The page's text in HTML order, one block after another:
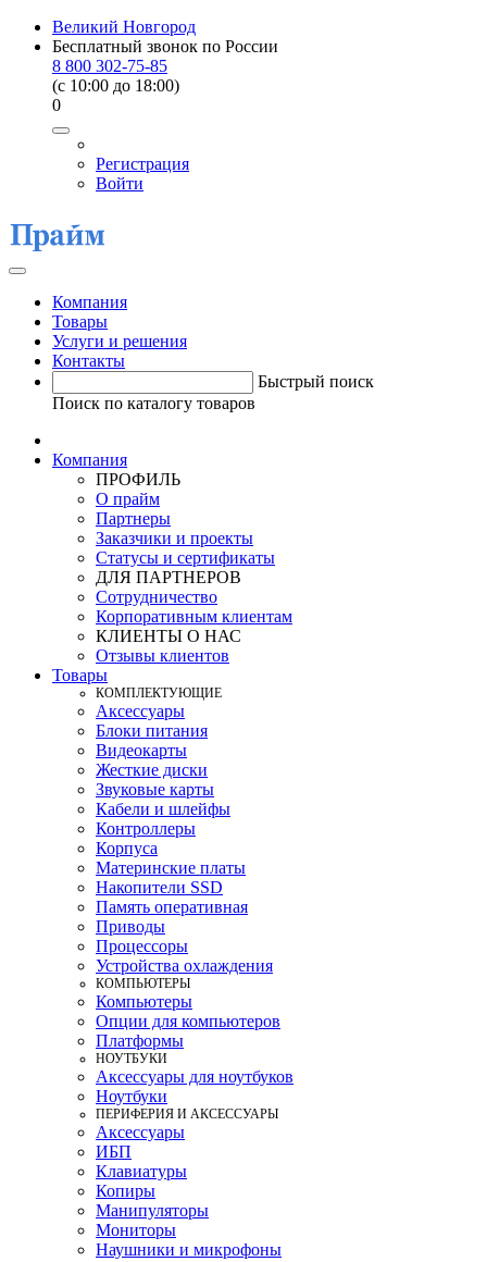
Великий Новгород
Бесплатный звонок по России
8 800 302-75-85
(c 10:00 до 18:00)
0
Регистрация
Войти
Компания
Товары
Услуги и решения
Контакты
Быстрый поиск
Поиск по каталогу товаров
Компания
ПРОФИЛЬ
О прайм
Партнеры
Заказчики и проекты
Статусы и сертификаты
ДЛЯ ПАРТНЕРОВ
Сотрудничество
Корпоративным клиентам
КЛИЕНТЫ О НАС
Отзывы клиентов
Товары
КOМПЛЕКТУЮЩИЕ
Аксессуары
Блоки питания
Видеокарты
Жесткие диски
Звуковые карты
Кабели и шлейфы
Контроллеры
Корпуса
Материнские платы
Накопители SSD
Память оперативная
Приводы
Процессоры
Устройства охлаждения
КОМПЬЮТЕРЫ
Компьютеры
Опции для компьютеров
Платформы
НОУТБУКИ
Аксессуары для ноутбуков
Ноутбуки
ПЕРИФЕРИЯ И АКСЕССУАРЫ
Аксессуары
ИБП
Клавиатуры
Копиры
Манипуляторы
Мониторы
Наушники и микрофоны